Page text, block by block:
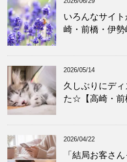
いろんなサイ
崎・前橋・伊勢
2026/05/14
久しぶりにデ
た☆【高崎・前
2026/04/22
「結局お客さ